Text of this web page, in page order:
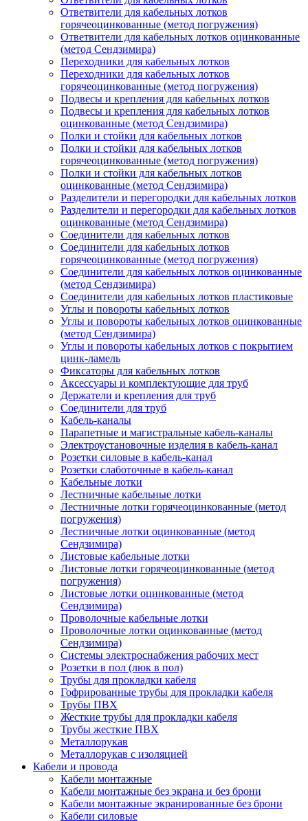
Ответвители для кабельных лотков
горячеоцинкованные (метод погружения)
Ответвители для кабельных лотков оцинкованные
(метод Сендзимира)
Переходники для кабельных лотков
Переходники для кабельных лотков
горячеоцинкованные (метод погружения)
Подвесы и крепления для кабельных лотков
Подвесы и крепления для кабельных лотков
оцинкованные (метод Сендзимира)
Полки и стойки для кабельных лотков
Полки и стойки для кабельных лотков
горячеоцинкованные (метод погружения)
Полки и стойки для кабельных лотков
оцинкованные (метод Сендзимира)
Разделители и перегородки для кабельных лотков
Разделители и перегородки для кабельных лотков
оцинкованные (метод Сендзимира)
Соединители для кабельных лотков
Соединители для кабельных лотков
горячеоцинкованные (метод погружения)
Соединители для кабельных лотков оцинкованные
(метод Сендзимира)
Соединители для кабельных лотков пластиковые
Углы и повороты кабельных лотков
Углы и повороты кабельных лотков оцинкованные
(метод Сендзимира)
Углы и повороты кабельных лотков с покрытием
цинк-ламель
Фиксаторы для кабельных лотков
Аксессуары и комплектующие для труб
Держатели и крепления для труб
Соединители для труб
Кабель-каналы
Парапетные и магистральные кабель-каналы
Электроустановочные изделия в кабель-канал
Розетки силовые в кабель-канал
Розетки слаботочные в кабель-канал
Кабельные лотки
Лестничные кабельные лотки
Лестничные лотки горячеоцинкованные (метод
погружения)
Лестничные лотки оцинкованные (метод
Сендзимира)
Листовые кабельные лотки
Листовые лотки горячеоцинкованные (метод
погружения)
Листовые лотки оцинкованные (метод
Сендзимира)
Проволочные кабельные лотки
Проволочные лотки оцинкованные (метод
Сендзимира)
Системы электроснабжения рабочих мест
Розетки в пол (люк в пол)
Трубы для прокладки кабеля
Гофрированные трубы для прокладки кабеля
Трубы ПВХ
Жесткие трубы для прокладки кабеля
Трубы жесткие ПВХ
Металлорукав
Металлорукав с изоляцией
Кабели и провода
Кабели монтажные
Кабели монтажные без экрана и без брони
Кабели монтажные экранированные без брони
Кабели силовые